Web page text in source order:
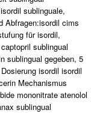
sublinguale,
Abfragen:isordil cims
für isordil,
sublingual
sublingual gegeben, 5
isordil isordil
Mechanismus
mononitrate atenolol
sublingual